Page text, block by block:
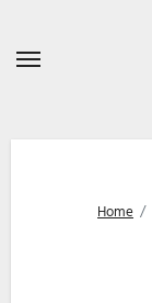
content
Home